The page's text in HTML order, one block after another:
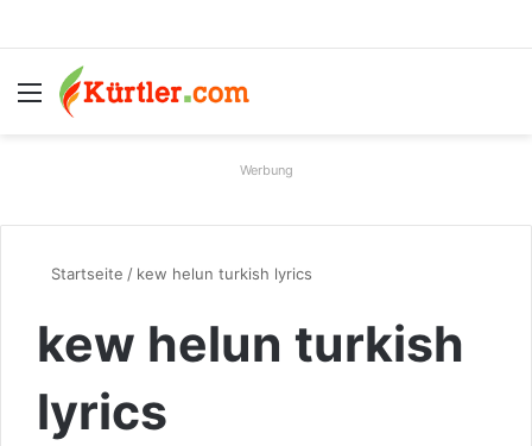
Menü
Werbung
Startseite / kew helun turkish lyrics
kew helun turkish
lyrics